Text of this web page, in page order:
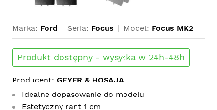
Marka: Ford Seria: Focus Model: Focus MK2
Produkt dostępny - wysyłka w 24h-48h
Producent: GEYER & HOSAJA
Idealne dopasowanie do modelu
Estetyczny rant 1 cm